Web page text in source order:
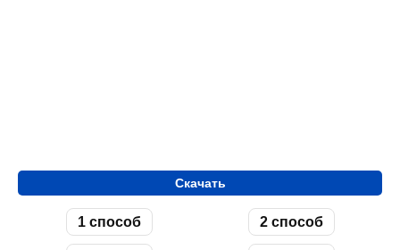
Скачать
1 способ 2 способ